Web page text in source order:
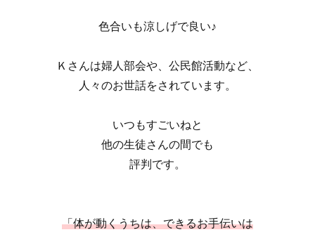
色合いも涼しげで良い♪
Ｋさんは婦人部会や、公民館活動など、
人々のお世話をされています。
いつもすごいねと
他の生徒さんの間でも
評判です。
「体が動くうちは、できるお手伝いは